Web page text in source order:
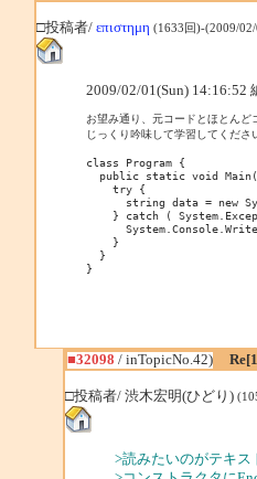
□投稿者/ επιστημη (1633回)-(2009/
2009/02/01(Sun) 14:16:52
お望み通り、元コードとほとんど
じっくり吟味して学習してくださ
class Program {
public static void
    try {
string data = new
} catch (
    }
  }
■32098 / inTopicNo.42)
□投稿者/ 渋木宏明(ひどり)
>読みたいのがテキス